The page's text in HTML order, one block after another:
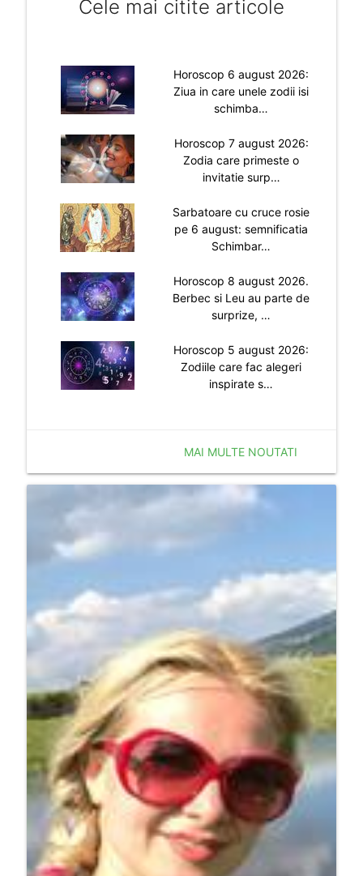
Cele mai citite articole
Horoscop 6 august 2026:
Ziua in care unele zodii isi
schimba…
Horoscop 7 august 2026:
Zodia care primeste o
invitatie surp…
Sarbatoare cu cruce rosie
pe 6 august: semnificatia
Schimbar…
Horoscop 8 august 2026.
Berbec si Leu au parte de
surprize, …
Horoscop 5 august 2026:
Zodiile care fac alegeri
inspirate s…
MAI MULTE NOUTATI